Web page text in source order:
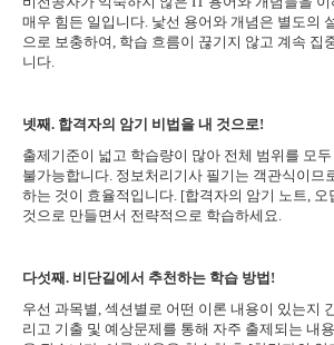
매우 힘든 일입니다. 낯선 용어와 개념은 별도의
으로 보충하여, 학습 흐름이 끊기지 않고 계속 집
니다.
넷째. 합격자의 암기 비법을 내 것으로!
출제기준이 넓고 학습량이 많아 전체 범위를 모
불가능합니다. 정보처리기사 필기는 객관식이므
하는 것이 효율적입니다. [합격자의 암기 노트, 오
것으로 만들면서 전략적으로 학습하세요.
다섯째. 비단길에서 추천하는 학습 방법!
우선 과목별, 섹션별로 어떤 이론 내용이 있는지
리고 기출 및 예상문제를 통해 자주 출제되는 내